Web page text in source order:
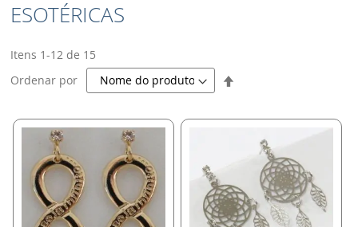
ESOTÉRICAS
Itens 1-12 de 15
Ordenar por